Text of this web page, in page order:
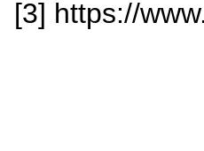
[3] https://